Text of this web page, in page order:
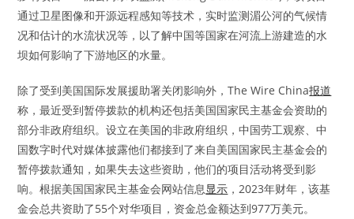
通过卫星图像和开源远程感知等技术，实时监测湄公河的气候情
况和估计的水流状况等，以了解中国等国家在河流上游建造的水
坝如何影响了下游地区的水量。
除了受到美国国际发展援助署关闭影响外，The Wire China报道
称，最近受到暂停拨款的机构还包括美国国家民主基金会资助的
部分非政府组织。设立在美国的非政府组织，中国劳工观察、中
国数字时代对媒体披露他们都接到了来自美国国家民主基金会的
暂停拨款通知，如果失去这些资助，他们的项目活动将受到影
响。根据美国国家民主基金会网站信息显示 ，2023年财年，该基
金会总共资助了55个对华项目，资金总金额达到977万美元。